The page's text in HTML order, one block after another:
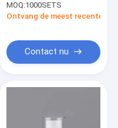
schuimplasticpomp
H de Zeepautomaat
MOQ:1000SETS
Ontvang de meest recente
Contact nu